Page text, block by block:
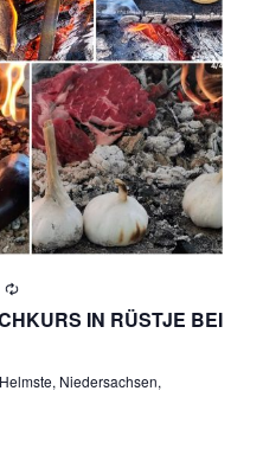
G
A
T
I
O
N
IN RÜSTJE BEI
Niedersachsen,